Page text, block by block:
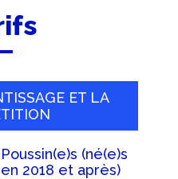
ET LA
Poussin(e)s (né(e)s
en 2018 et après)